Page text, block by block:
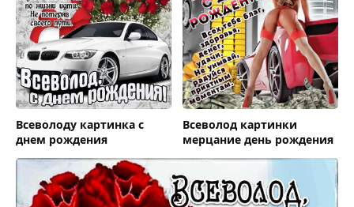
Всеволоду картинка с
днем рождения
Всеволод картинки
мерцание день рождения